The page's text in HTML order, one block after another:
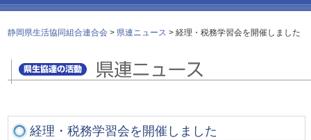
静岡県生活協同組合連合会 > 県連ニュース >経理・税務学習会を開催しました
経理・税務学習会を開催しました